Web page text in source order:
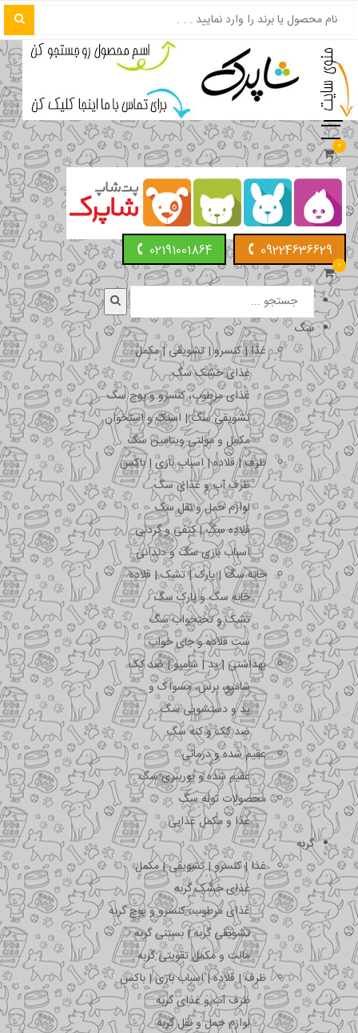
0
09224636629
02191001864
0
سگ
غذا | کنسرو | تشویقی | مکمل
غذای خشک سگ
غذای مرطوب، کنسرو و پوچ سگ
تشویقی سگ | اسنک و استخوان
مکمل و مولتی ویتامین سگ
ظرف | قلاده | اسباب بازی | باکس
ظرف آب و غذای سگ
لوازم حمل و نقل سگ
قلاده سگ | کتفی و گردنی
اسباب بازی سگ و دندانی
خانه سگ | پارک | تشک | قلاده
خانه سگ و پارک سگ
تشک و تختخواب سگ
ست قلاده و جای خواب
بهداشتی | پد | شامپو | ضد کک
شامپو، برس، مسواک و …
پد و دستشویی سگ
ضد کک و کنه سگ
عقیم شده و درمانی
عقیم شده و یورینری سگ
محصولات توله سگ
غذا و مکمل غذایی
گربه
غذا | کنسرو | تشویقی | مکمل
غذای خشک گربه
غذای مرطوب، کنسرو و پوچ گربه
تشویقی گربه | بستنی گربه
مالت و مکمل تقویتی گربه
ظرف | قلاده | اسباب بازی | باکس
ظرف آب و غذای گربه
لوازم حمل و نقل گربه